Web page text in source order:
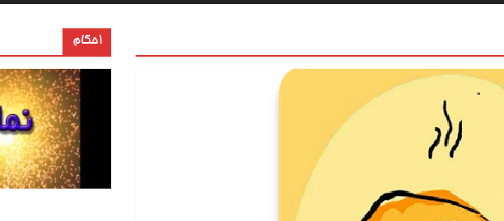
احکام